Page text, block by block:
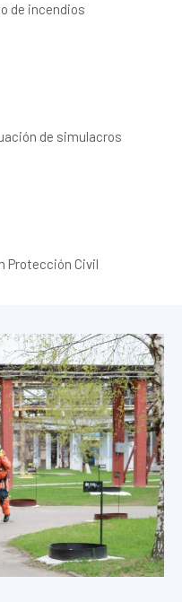
de incendios
de simulacros
Protección Civil